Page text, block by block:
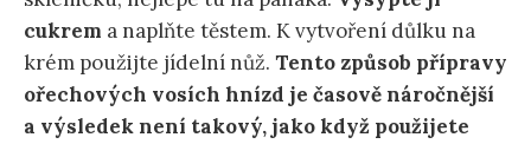
cukrem a naplňte těstem. K vytvoření důlku na
krém použijte jídelní nůž. Tento způsob přípravy
ořechových vosích hnízd je časově náročnější
a výsledek není takový, jako když použijete